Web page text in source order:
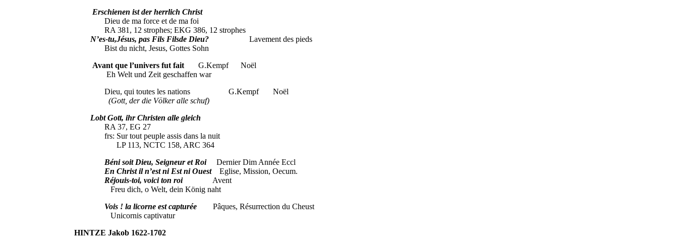
Erschienen ist der herrlich Christ
Dieu de ma force et de ma foi
RA 381, 12 strophes; EKG 386, 12 strophes
N’es-tu,Jésus, pas Fils Filsde Dieu?
Lavement des pieds
Bist du nicht, Jesus, Gottes Sohn
Avant que l’univers fut fait G.Kempf Noël
Eh Welt und Zeit geschaffen war
Dieu, qui toutes les nations G.Kempf Noël
(Gott, der die Völker alle schuf)
Lobt Gott, ihr Christen alle gleich
RA 37, EG 27
frs: Sur tout peuple assis dans la nuit
LP 113, NCTC 158, ARC 364
Béni soit Dieu, Seigneur et Roi
Dernier Dim Année Eccl
En Christ il n’est ni Est ni OuestEglise, Mission, Oecum.
Réjouis-toi, voici ton roiAvent
Freu dich, o Welt, dein König naht
Vois ! la licorne est capturée
Pâques, Résurrection du Cheust
Unicornis captivatur
HINTZE Jakob 1622-1702